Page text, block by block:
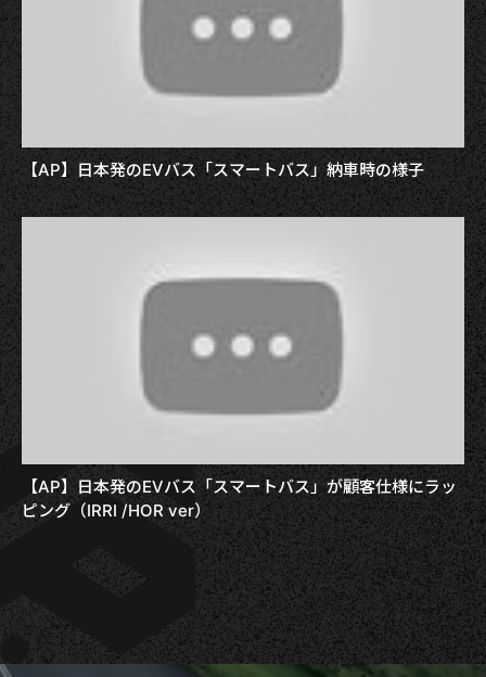
【AP】日本発のEVバス「スマートバス」納車時の様子
【AP】日本発のEVバス「スマートバス」が顧客仕様にラッ
ピング（IRRI /HOR ver）